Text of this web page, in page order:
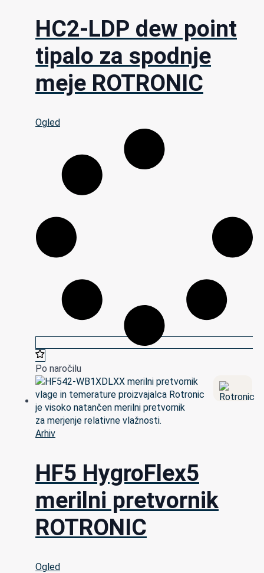
HC2-LDP dew point
tipalo za spodnje
meje ROTRONIC
Ogled
Po naročilu
Arhiv
HF5 HygroFlex5
merilni pretvornik
ROTRONIC
Ogled